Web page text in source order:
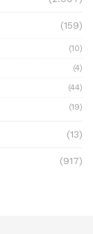
(159)
(10)
(4)
(44)
(19)
(13)
(917)